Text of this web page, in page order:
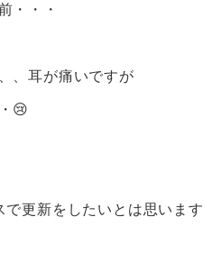
・・・
、耳が痛いですが
😢
更新をしたいとは思います